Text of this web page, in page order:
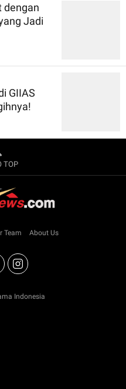
dengan
Jadi
GIIAS
TOP
Team About Us
Indonesia